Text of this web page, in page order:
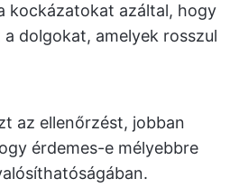
kockázatokat azáltal, hogy
dolgokat, amelyek rosszul
az ellenőrzést, jobban
érdemes-e mélyebbre